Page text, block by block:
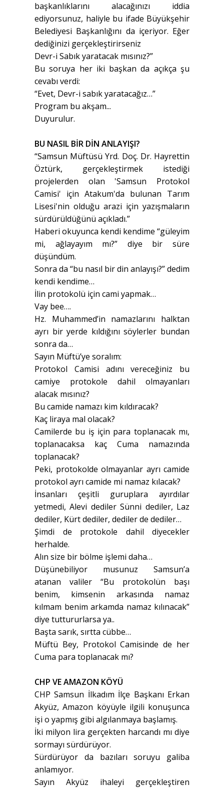
başkanlıklarını alacağınızı iddia
ediyorsunuz, haliyle bu ifade Büyükşehir
Belediyesi Başkanlığını da içeriyor. Eğer
dediğinizi gerçekleştirirseniz
Devr-i Sabık yaratacak mısınız?”
Bu soruya her iki başkan da açıkça şu
cevabı verdi:
“Evet, Devr-i sabık yaratacağız…”
Program bu akşam...
Duyurulur.
BU NASIL BİR DİN ANLAYIŞI?
“Samsun Müftüsü Yrd. Doç. Dr. Hayrettin
Öztürk, gerçekleştirmek istediği
projelerden olan 'Samsun Protokol
Camisi' için Atakum'da bulunan Tarım
Lisesi'nin olduğu arazi için yazışmaların
sürdürüldüğünü açıkladı.”
Haberi okuyunca kendi kendime “güleyim
mi, ağlayayım mı?” diye bir süre
düşündüm.
Sonra da “bu nasıl bir din anlayışı?” dedim
kendi kendime…
İlin protokolü için cami yapmak…
Vay bee….
Hz. Muhammed’in namazlarını halktan
ayrı bir yerde kıldığını söylerler bundan
sonra da…
Sayın Müftü’ye soralım:
Protokol Camisi adını vereceğiniz bu
camiye protokole dahil olmayanları
alacak mısınız?
Bu camide namazı kim kıldıracak?
Kaç liraya mal olacak?
Camilerde bu iş için para toplanacak mı,
toplanacaksa kaç Cuma namazında
toplanacak?
Peki, protokolde olmayanlar ayrı camide
protokol ayrı camide mi namaz kılacak?
İnsanları çeşitli guruplara ayırdılar
yetmedi, Alevi dediler Sünni dediler, Laz
dediler, Kürt dediler, dediler de dediler…
Şimdi de protokole dahil diyecekler
herhalde.
Alın size bir bölme işlemi daha…
Düşünebiliyor musunuz Samsun’a
atanan valiler “Bu protokolün başı
benim, kimsenin arkasında namaz
kılmam benim arkamda namaz kılınacak”
diye tuttururlarsa ya..
Başta sarık, sırtta cübbe…
Müftü Bey, Protokol Camisinde de her
Cuma para toplanacak mı?
CHP VE AMAZON KÖYÜ
CHP Samsun İlkadım İlçe Başkanı Erkan
Akyüz, Amazon köyüyle ilgili konuşunca
işi o yapmış gibi algılanmaya başlamış.
İki milyon lira gerçekten harcandı mı diye
sormayı sürdürüyor.
Sürdürüyor da bazıları soruyu galiba
anlamıyor.
Sayın Akyüz ihaleyi gerçekleştiren